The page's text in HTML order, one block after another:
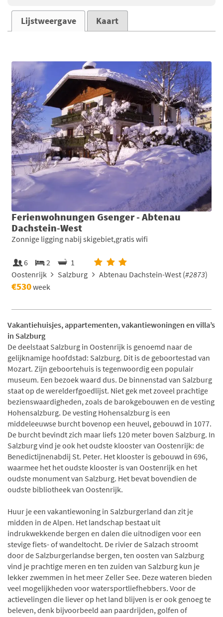
Lijstweergave Kaart
Ferienwohnungen Gsenger - Abtenau
Dachstein-West
Zonnige ligging nabij skigebiet,gratis wifi
6 2
1
Oostenrijk
Salzburg Abtenau Dachstein-West (#2873)
€530week
Vakantiehuisjes, appartementen, vakantiewoningen en villa’s
in Salzburg
De deelstaat Salzburg in Oostenrijk is genoemd naar de
gelijknamige hoofdstad: Salzburg. Dit is de geboortestad van
Mozart. Zijn geboortehuis is tegenwoordig een populair
museum. Een bezoek waard dus. De binnenstad van Salzburg
staat op de werelderfgoedlijst. Niet gek met zoveel prachtige
bezienswaardigheden, zoals de barokgebouwen en de vesting
Hohensalzburg. De vesting Hohensalzburg is een
middeleeuwse burcht bovenop een heuvel, gebouwd in 1077.
De burcht bevindt zich maar liefs 120 meter boven Salzburg. In
Salzburg vind je ook het oudste klooster van Oostenrijk: de
Benedictijnenabdij St. Peter. Het klooster is gebouwd in 696,
waarmee het het oudste klooster is van Oostenrijk en het
oudste monument van Salzburg. Het bevat bovendien de
oudste bibliotheek van Oostenrijk.
Huur je een vakantiewoning in Salzburgerland dan zit je
midden in de Alpen. Het landschap bestaat uit
indrukwekkende bergen en dalen die uitnodigen voor een
stevige fiets- of wandeltocht. De rivier de Salzach stroomt
door de Salzburgerlandse bergen, ten oosten van Salzburg
vind je prachtige meren en ten zuiden van Salzburg kun je
lekker zwemmen in het meer Zeller See. Deze wateren bieden
veel mogelijkheden voor watersportliefhebbers. Voor de
actievelingen die liever op het land blijven is er ook genoeg te
beleven, denk bijvoorbeeld aan paardrijden, golfen of